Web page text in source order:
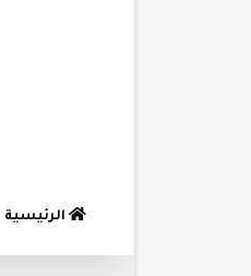
الرئيسية